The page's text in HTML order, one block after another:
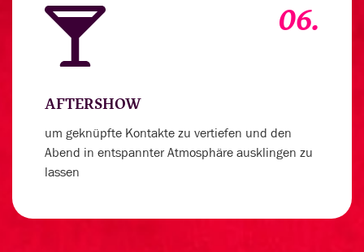
06.
AFTERSHOW
um geknüpfte Kontakte zu vertiefen und den
Abend in entspannter Atmosphäre ausklingen zu
lassen